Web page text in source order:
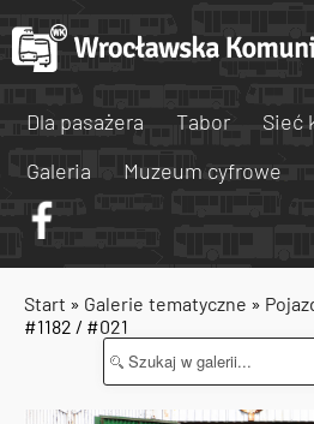
Dla pasażera Tabor
Sieć
Galeria
Muzeum cyfrowe
Start » Galerie tematyczne »
#1182 / #021